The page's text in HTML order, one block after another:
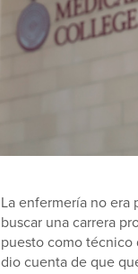
La enfermería no
buscar una carrera
puesto como
dio cuenta de que